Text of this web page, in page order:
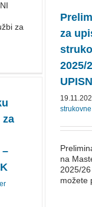
za
za
2025/
na
2025/
možete
za